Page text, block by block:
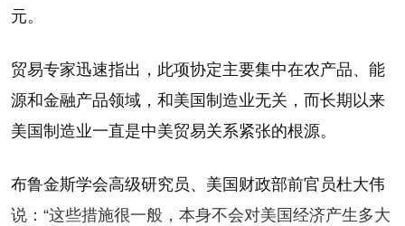
元。
贸易专家迅速指出，此项协定主要集中在农产品、能
源和金融产品领域，和美国制造业无关，而长期以来
美国制造业一直是中美贸易关系紧张的根源。
布鲁金斯学会高级研究员、美国财政部前官员杜大伟
说：“这些措施很一般，本身不会对美国经济产生多大